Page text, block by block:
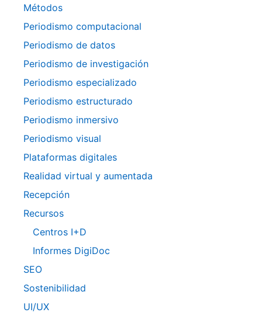
Métodos
Periodismo computacional
Periodismo de datos
Periodismo de investigación
Periodismo especializado
Periodismo estructurado
Periodismo inmersivo
Periodismo visual
Plataformas digitales
Realidad virtual y aumentada
Recepción
Recursos
Centros I+D
Informes DigiDoc
SEO
Sostenibilidad
UI/UX